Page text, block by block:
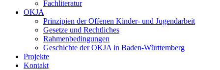
Fachliteratur
OKJA
Prinzipien der Offenen Kinder- und Jugendarbeit
Gesetze und Rechtliches
Rahmenbedingungen
Geschichte der OKJA in Baden-Württemberg
Projekte
Kontakt